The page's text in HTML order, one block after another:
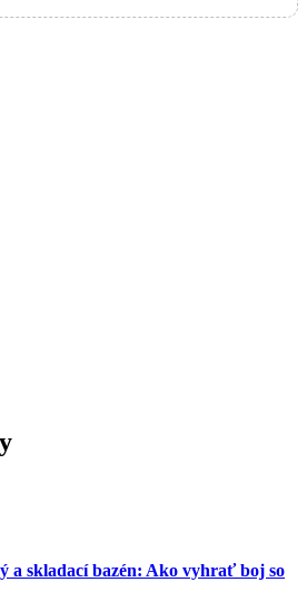
a skladací bazén: Ako vyhrať boj so